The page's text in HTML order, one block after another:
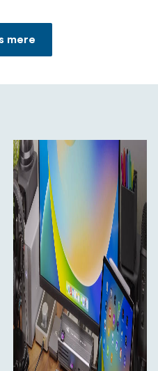
skrivebordet
port
og enheder
/ kablede
daisy-kæder
Med Thunderbolt Go
til en komplet
der overgår mange
mere